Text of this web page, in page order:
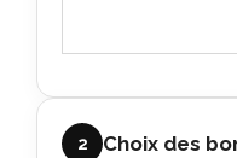
2 Choix des